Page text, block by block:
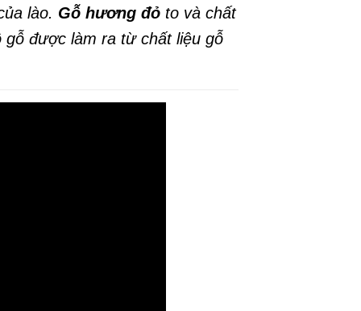
lào. Gỗ hương đỏto và chất
gỗ được làm ra từ chất liệu gỗ